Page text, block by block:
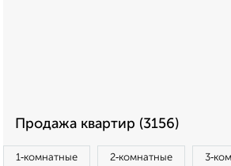
Продажа квартир (3156)
1‑комнатные 2‑комнатные